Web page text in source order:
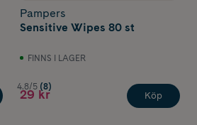
Pampers
Sensitive Wipes 80 st
FINNS I LAGER
4.8/5 (8)
29 kr Köp